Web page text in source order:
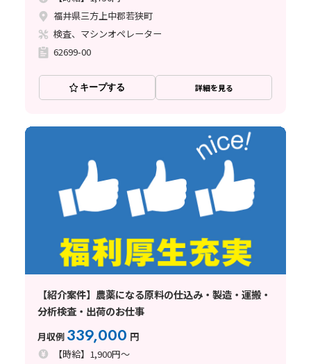
福井県三方上中郡若狭町
検査、マシンオペレーター
62699-00
キープする 詳細を見る
【紹介案件】農薬になる原料の仕込み・製造・運搬・
分析検査・出荷のお仕事
月収例 339,000 円
【時給】1,900円～